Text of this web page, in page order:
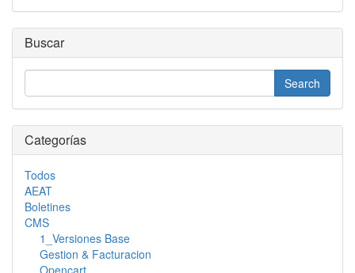
Buscar
Categorías
Todos
AEAT
Boletines
CMS
1_Versiones Base
Gestion & Facturacion
Opencart